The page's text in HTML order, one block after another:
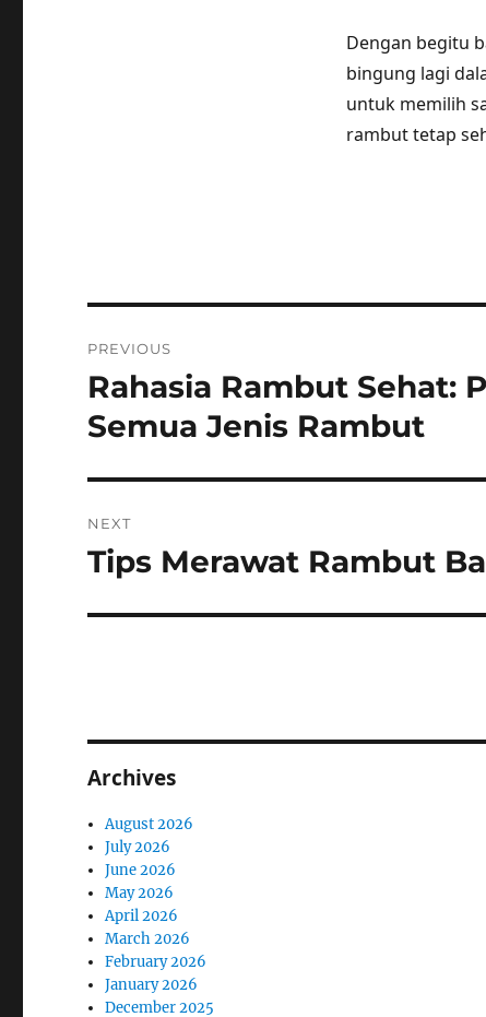
Dengan begitu
bingung lagi
untuk memilih
rambut tetap
navigation
PREVIOUS
Previous
post:
Rahasia Rambut Sehat:
Semua Jenis Rambut
NEXT
Next
Tips Merawat Rambut
Archives
August 2026
July 2026
June 2026
May 2026
April 2026
March 2026
February 2026
January 2026
December 2025